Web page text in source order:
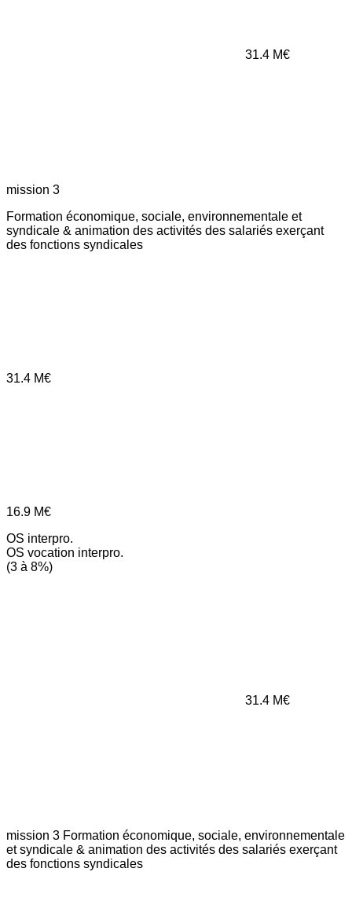
31.4 M€
mission 3
Formation économique, sociale, environnementale et
syndicale & animation des activités des salariés exerçant
des fonctions syndicales
31.4 M€
16.9 M€
OS interpro.
OS vocation interpro.
(3 à 8%)
31.4 M€
mission 3 Formation économique, sociale, environnementale
et syndicale & animation des activités des salariés exerçant
des fonctions syndicales